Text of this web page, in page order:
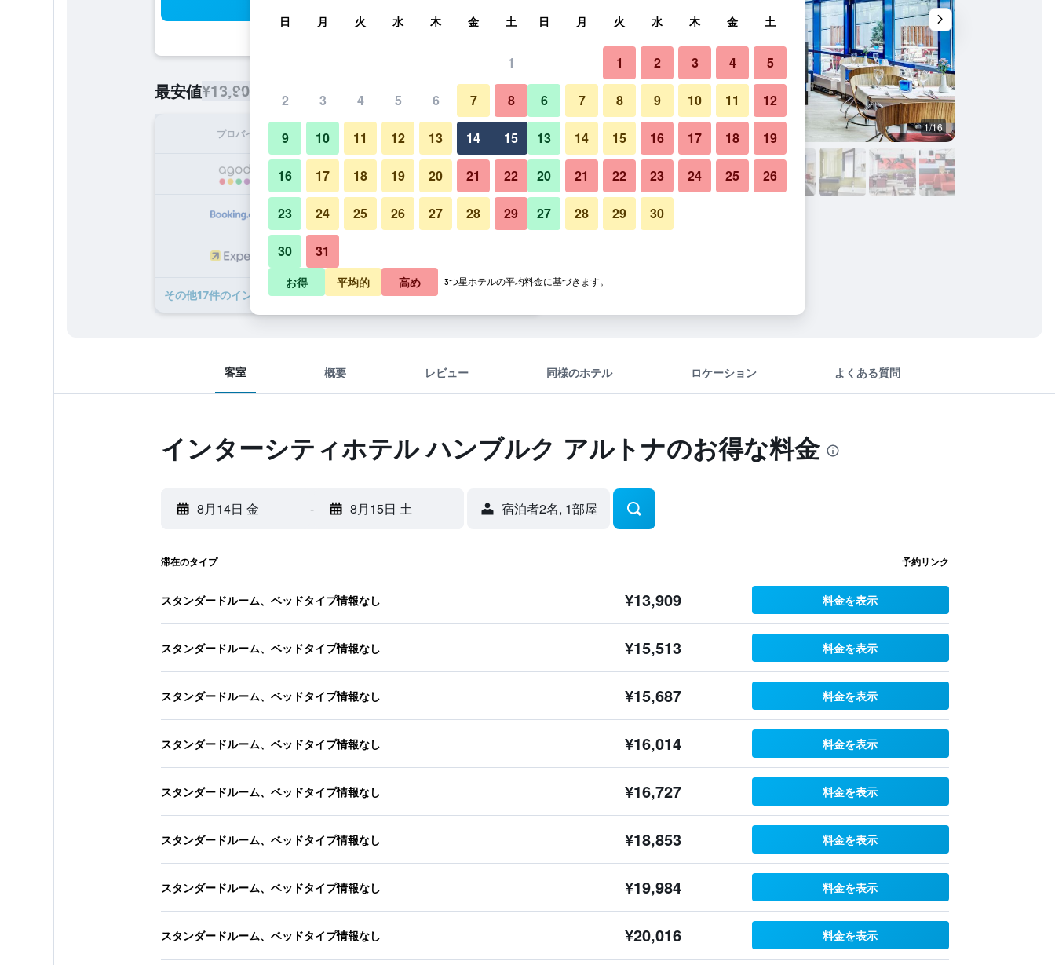
最安値¥13,909
プロバイダ 1泊あたり合計
¥13,909 プランを見る
¥15,513 プランを見る
​その他17​件のインターシティホテル ハンブルク アルトナのオファー
レストラン 1/16
インターシティホテル ハンブルク アルトナの写真
客室 概要 レビュー 同様のホテル ロケーション よくある質問
インターシティホテル ハンブルク アルトナのお得な料金
8月14日 金 - 8月15日 土 宿泊者2名, 1​部屋
滞在のタイプ 予約リンク
スタンダードルーム、ベッドタイプ情報なし ¥13,909 料金を表示
スタンダードルーム、ベッドタイプ情報なし ¥15,513 料金を表示
スタンダードルーム、ベッドタイプ情報なし ¥15,687 料金を表示
スタンダードルーム、ベッドタイプ情報なし ¥16,014 料金を表示
スタンダードルーム、ベッドタイプ情報なし ¥16,727 料金を表示
スタンダードルーム、ベッドタイプ情報なし ¥18,853 料金を表示
スタンダードルーム、ベッドタイプ情報なし ¥19,984 料金を表示
スタンダードルーム、ベッドタイプ情報なし ¥20,016 料金を表示
日 月 火 水 木 金 土
1
2 3 4 5 6 7 8
9 10 11 12 13 14 15
16 17 18 19 20 21 22
23 24 25 26 27 28 29
30 31
日 月 火 水 木 金 土
1 2 3 4 5
6 7 8 9 10 11 12
13 14 15 16 17 18 19
20 21 22 23 24 25 26
27 28 29 30
お得 平均的 高め 3つ星ホテルの平均料金に基づきます。